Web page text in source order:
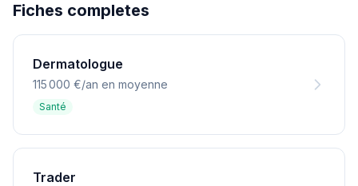
Fiches completes
Dermatologue
115 000 €/an en moyenne
Santé
Trader